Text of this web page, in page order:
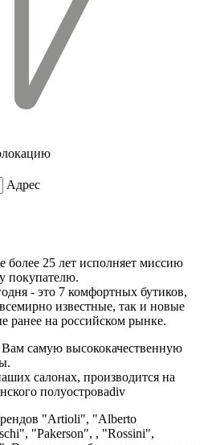
Адрес
25 лет исполняет миссию
покупателю.
- это 7 комфортных бутиков,
известные, так и новые
ранее на российском рынке.
самую высококачественную
салонах, производится на
полуостроваdiv
"Artioli", "Alberto
"Pakerson", , "Rossini",